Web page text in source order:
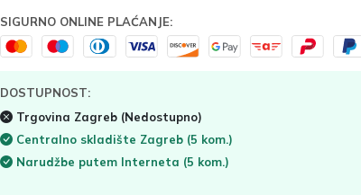
SIGURNO ONLINE PLAĆANJE:
DOSTUPNOST:
Trgovina Zagreb (Nedostupno)
Centralno skladište Zagreb (5 kom.)
Narudžbe putem Interneta (5 kom.)